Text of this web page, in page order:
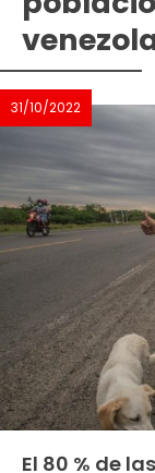
31/10/2022
El 80 % de